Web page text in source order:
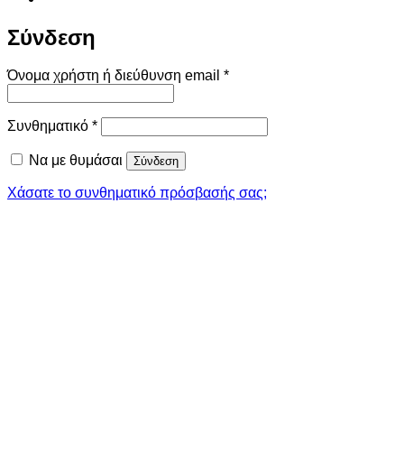
Σύνδεση
Όνομα χρήστη ή διεύθυνση email *Απαιτείται
Συνθηματικό *Απαιτείται
Να με θυμάσαι Σύνδεση
Χάσατε το συνθηματικό πρόσβασής σας;